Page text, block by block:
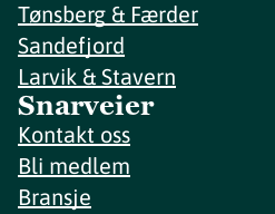
Tønsberg & Færder
Sandefjord
Larvik & Stavern
Snarveier
Kontakt oss
Bli medlem
Bransje